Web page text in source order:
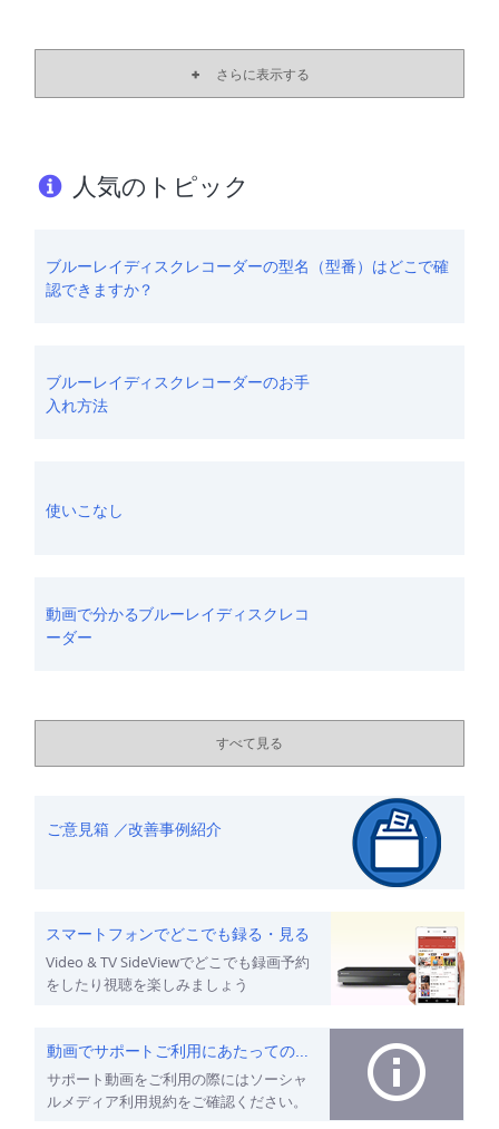
さらに表示する
人気のトピック
ブルーレイディスクレコーダーの型名（型番）はどこで確
認できますか？
ブルーレイディスクレコーダーのお手
入れ方法
使いこなし
動画で分かるブルーレイディスクレコ
ーダー
すべて見る
ご意見箱 ／改善事例紹介
スマートフォンでどこでも録る・見る
Video & TV SideViewでどこでも録画予約
をしたり視聴を楽しみましょう
動画でサポートご利用にあたってのお願い
サポート動画をご利用の際にはソーシャ
ルメディア利用規約をご確認ください。